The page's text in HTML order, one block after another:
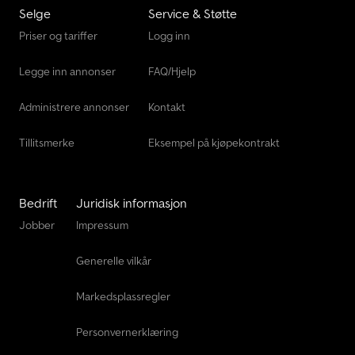
Tec Rotec
Volvo Lastebiler
Selge
Priser og tariffer
Legge inn annonser
Administrere annonser
Tillitsmerke
Service & Støtte
Logg inn
FAQ/Hjelp
Kontakt
Eksempel på kjøpekontrakt
Bedrift
Jobber
Juridisk informasjon
Impressum
Generelle vilkår
Markedsplassregler
Personvernerklæring